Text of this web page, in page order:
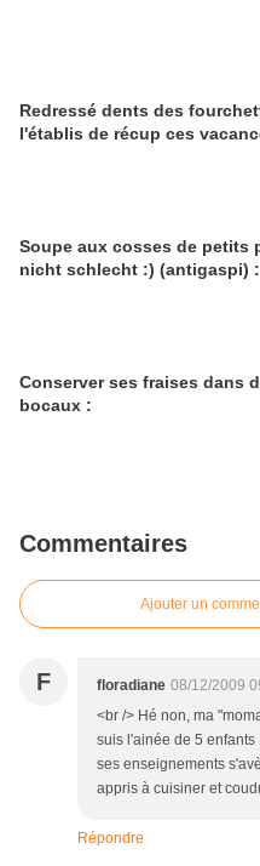
Redressé dents des
l'établis de récup ces
Soupe aux cosses de petits
nicht schlecht :) (antigaspi) :
Conserver ses fraises dans
bocaux :
Commentaires
Ajouter un
F floradiane 08/12/2009
<br /> Hé non, ma
suis l'ainée de 5 enfants
ses enseignements
appris à cuisiner et
Répondre